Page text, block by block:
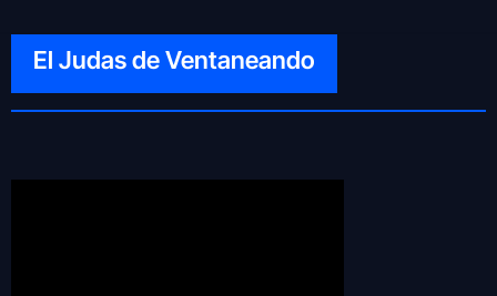
El Judas de Ventaneando